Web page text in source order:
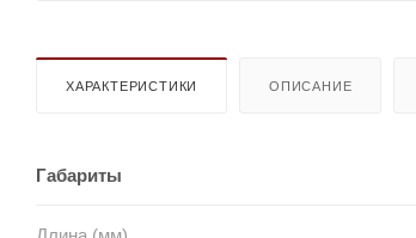
ХАРАКТЕРИСТИКИ ОПИСАНИЕ
Габариты